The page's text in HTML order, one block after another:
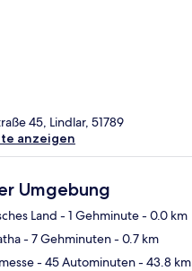
45, Lindlar, 51789
anzeigen
Umgebung
Land - 1 Gehminute- 0.0 km
- 7 Gehminuten- 0.7 km
- 45 Autominuten- 43.8 km